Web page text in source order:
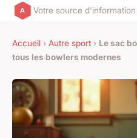
Votre source
Accueil › Autre sport › Le sac
tous les bowlers modernes